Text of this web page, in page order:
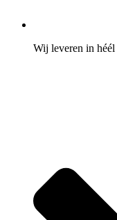
Wij leveren in héél